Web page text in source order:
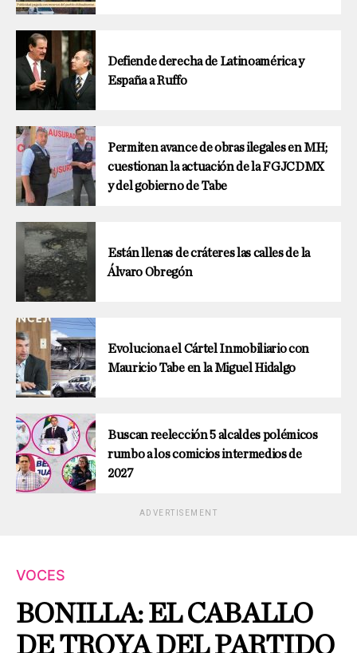
Defiende derecha de Latinoamérica y
España a Ruffo
Permiten avance de obras ilegales en MH;
cuestionan la actuación de la FGJCDMX
y del gobierno de Tabe
Están llenas de cráteres las calles de la
Álvaro Obregón
Evoluciona el Cártel Inmobiliario con
Mauricio Tabe en la Miguel Hidalgo
Buscan reelección 5 alcaldes polémicos
rumbo a los comicios intermedios de
2027
ADVERTISEMENT
VOCES
BONILLA: EL CABALLO
DE TROYA DEL PARTIDO